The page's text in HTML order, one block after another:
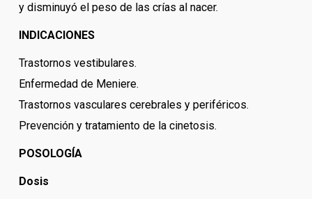
y disminuyó el peso de las crías al nacer.
INDICACIONES
Trastornos vestibulares.
Enfermedad de Meniere.
Trastornos vasculares cerebrales y periféricos.
Prevención y tratamiento de la cinetosis.
POSOLOGÍA
Dosis